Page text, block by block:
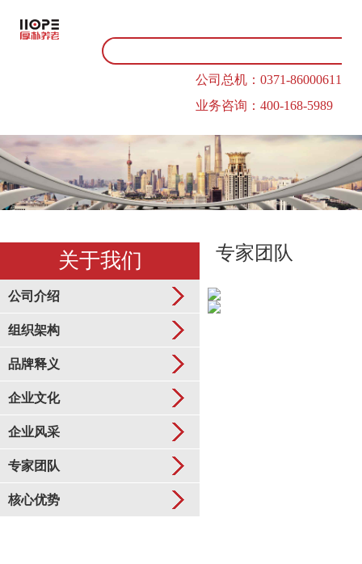
公司总机：0371-86000611
业务咨询：400-168-5989
关于我们
公司介绍
组织架构
品牌释义
企业文化
企业风采
专家团队
核心优势
专家团队